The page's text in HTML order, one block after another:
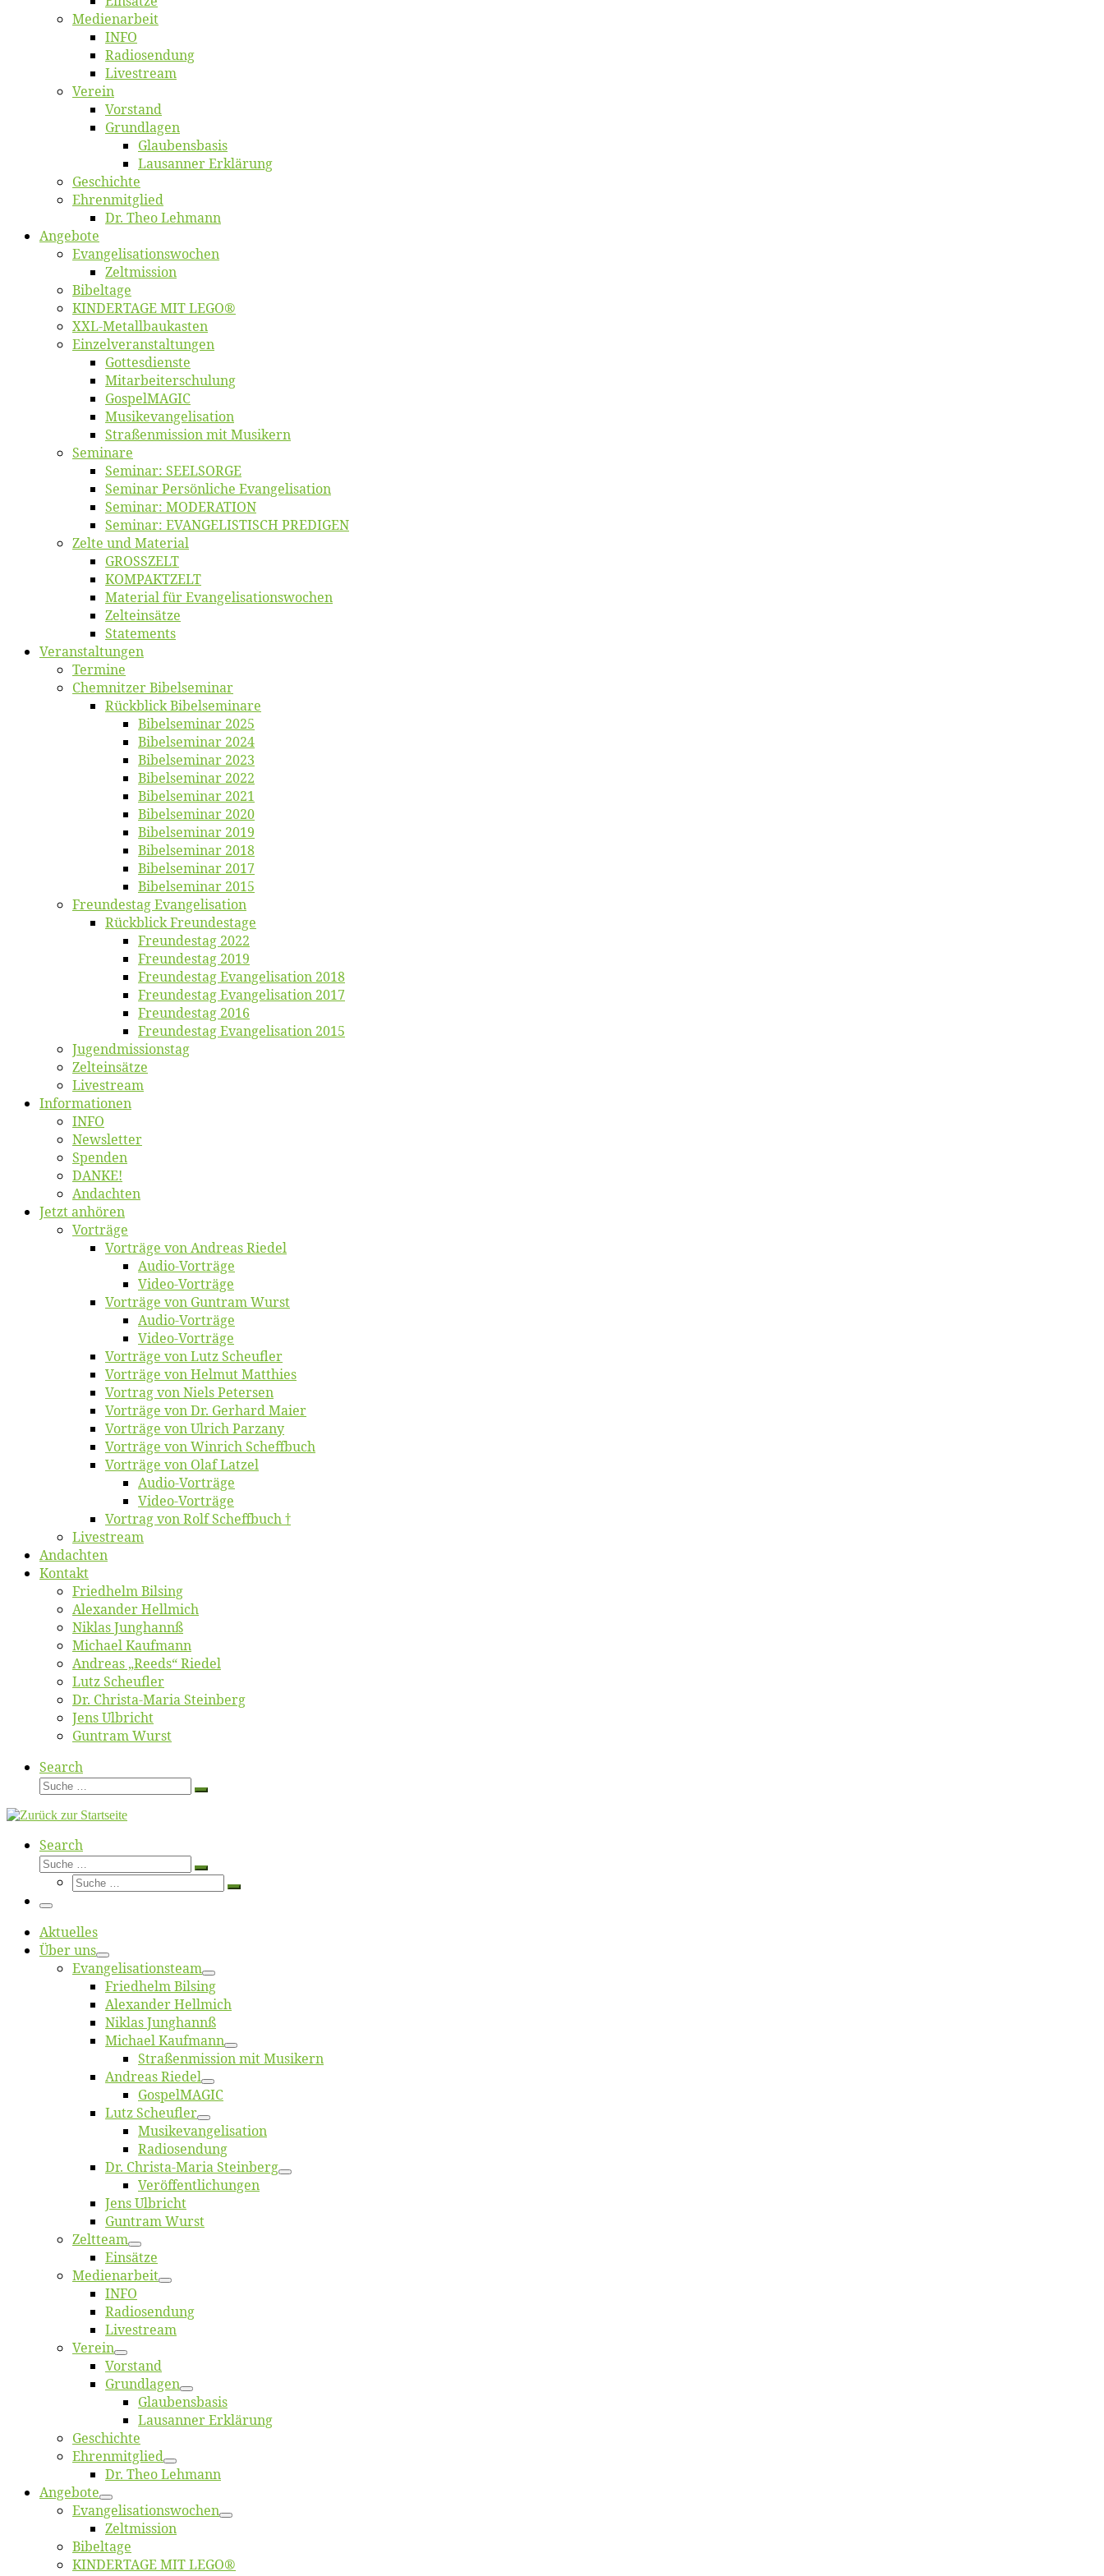
Me­di­en­ar­beit
INFO
Ra­dio­sen­dung
Live­stream
Ver­ein
Vor­stand
Grund­la­gen
Glaubens­ba­sis
Lausan­ner Erklärung
Ge­schich­te
Eh­ren­mit­glied
Dr. Theo Lehmann
An­ge­bo­te
Evangelisa­tions­wo­chen
Zelt­mis­si­on
Bi­bel­ta­ge
KINDERTAGE MIT LEGO®
XXL-Me­­tal­l­­bau­­kas­­ten
Einzelver­an­stal­tungen
Got­tes­diens­te
Mitarbeiter­schulung
Gos­pel­MA­GIC
Musikevan­ge­li­sa­tion
Straßenmis­sion mit Musikern
Se­mi­na­re
Se­mi­nar: SEELSORGE
Se­mi­nar Per­sön­li­che Evangelisation
Se­mi­nar: MODERATION
Se­mi­nar: EVANGELISTISCH PREDIGEN
Zel­te und Material
GROSSZELT
KOMPAKTZELT
Ma­te­ri­al für Evangelisationswochen
Zelt­ein­sät­ze
State­ments
Ver­an­stal­tun­gen
Ter­mi­ne
Chemnit­zer Bibelseminar
Rück­blick Bibelseminare
Bi­bel­se­mi­nar 2025
Bi­bel­se­mi­nar 2024
Bi­bel­se­mi­nar 2023
Bi­bel­se­mi­nar 2022
Bi­bel­se­mi­nar 2021
Bi­bel­se­mi­nar 2020
Bi­bel­se­mi­nar 2019
Bi­bel­se­mi­nar 2018
Bibelsemi­nar 2017
Bibelsemi­nar 2015
Freun­des­tag Evangelisation
Rück­blick Freundestage
Freun­des­tag 2022
Freun­des­tag 2019
Freun­des­tag Evan­ge­li­sa­ti­on 2018
Freun­des­tag Evan­ge­li­sa­ti­on 2017
Freun­des­tag 2016
Freun­des­tag Evan­ge­li­sa­ti­on 2015
Jugend­mis­sions­tag
Zelt­ein­sät­ze
Live­stream
Informatio­nen
INFO
News­let­ter
Spen­den
DANKE!
An­dach­ten
Jetzt an­hö­ren
Vor­trä­ge
Vor­trä­ge von An­dre­as Riedel
Au­dio-Vor­trä­ge
Vi­deo-Vor­trä­ge
Vor­trä­ge von Gun­tram Wurst
Au­dio-Vor­trä­ge
Vi­deo-Vor­trä­ge
Vor­trä­ge von Lutz Scheufler
Vor­trä­ge von Hel­mut Matthies
Vor­trag von Niels Petersen
Vor­trä­ge von Dr. Ger­hard Maier
Vor­trä­ge von Ul­rich Parzany
Vor­trä­ge von Win­rich Scheffbuch
Vor­trä­ge von Olaf Latzel
Au­dio-Vor­trä­ge
Vi­deo-Vor­trä­ge
Vor­trag von Rolf Scheffbuch †
Live­stream
An­dach­ten
Kon­takt
Fried­helm Bilsing
Alex­an­der Hellmich
Ni­klas Junghannß
Mi­cha­el Kaufmann
An­dre­as „Reeds“ Riedel
Lutz Scheuf­ler
Dr. Chris­­ta-Ma­ria Steinberg
Jens Ulb­richt
Gun­tram Wurst
Search
Suche
Suche
Search
Suche
Suche
Suche
Suche
Menü
Ak­tu­el­les
Über uns
Evangelisa­tions­team
Fried­helm Bilsing
Alex­an­der Hellmich
Ni­klas Junghannß
Mi­cha­el Kaufmann
Straßenmis­sion mit Musikern
An­dre­as Riedel
Gos­pel­MA­GIC
Lutz Scheuf­ler
Musikevan­ge­li­sa­tion
Ra­dio­sen­dung
Dr. Chris­­ta-Ma­ria Steinberg
Ver­öf­fent­li­chun­gen
Jens Ulb­richt
Gun­tram Wurst
Zelt­team
Ein­sät­ze
Me­di­en­ar­beit
INFO
Ra­dio­sen­dung
Live­stream
Ver­ein
Vor­stand
Grund­la­gen
Glaubens­ba­sis
Lausan­ner Erklärung
Ge­schich­te
Eh­ren­mit­glied
Dr. Theo Lehmann
An­ge­bo­te
Evangelisa­tions­wo­chen
Zelt­mis­si­on
Bi­bel­ta­ge
KINDERTAGE MIT LEGO®